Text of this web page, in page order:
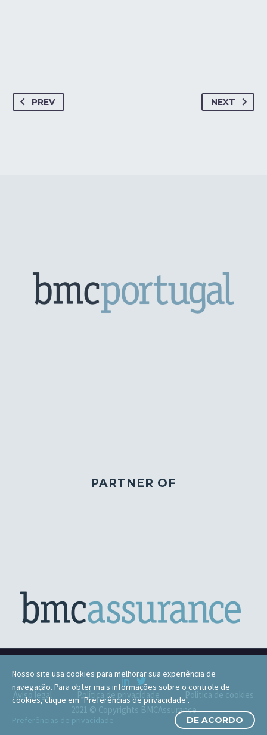
PREV NEXT
PARTNER OF
Aviso legal Política de privacidade
Política de cookies
2021 © Copyrights BMCAssurance
Nosso site usa cookies para melhorar sua experiência de
navegação. Para obter mais informações sobre o controle de
cookies, clique em "Preferências de privacidade".
Preferências de privacidade
DE ACORDO